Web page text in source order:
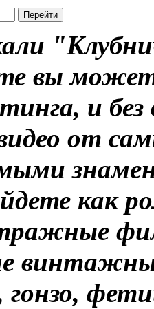
вы
и
от
как
гонзо,